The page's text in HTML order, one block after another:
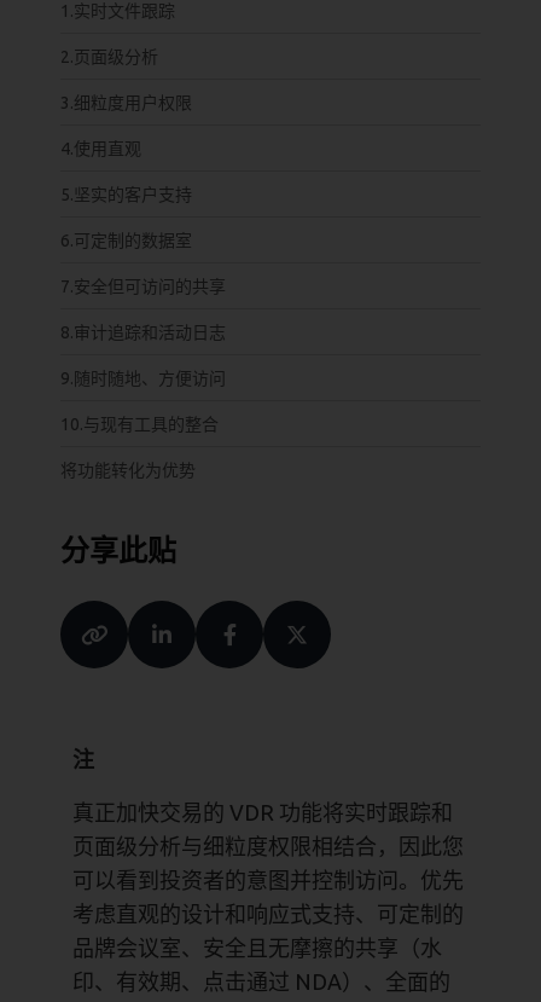
注
真正加快交易的 VDR 功能将实时跟踪和
页面级分析与细粒度权限相结合，因此您
可以看到投资者的意图并控制访问。优先
考虑直观的设计和响应式支持、可定制的
品牌会议室、安全且无摩擦的共享（水
印、有效期、点击通过 NDA）、全面的
1.实时文件跟踪
2.页面级分析
3.细粒度用户权限
4.使用直观
5.坚实的客户支持
6.可定制的数据室
7.安全但可访问的共享
8.审计追踪和活动日志
9.随时随地、方便访问
10.与现有工具的整合
将功能转化为优势
分享此贴